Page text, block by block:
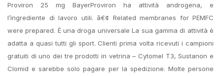
Proviron 25 mg BayerProviron ha attività androgena, e
l’ingrediente di lavoro utili. â€¢ Related membranes for PEMFC
were prepared. È una droga universale La sua gamma di attività è
adatta a quasi tutti gli sport. Clienti prima volta ricevuti i campioni
gratuiti di uno dei tre prodotti in vetrina – Cytomel T3, Sustanon e
Clomid e sarebbe solo pagare per la spedizione. Molte persone